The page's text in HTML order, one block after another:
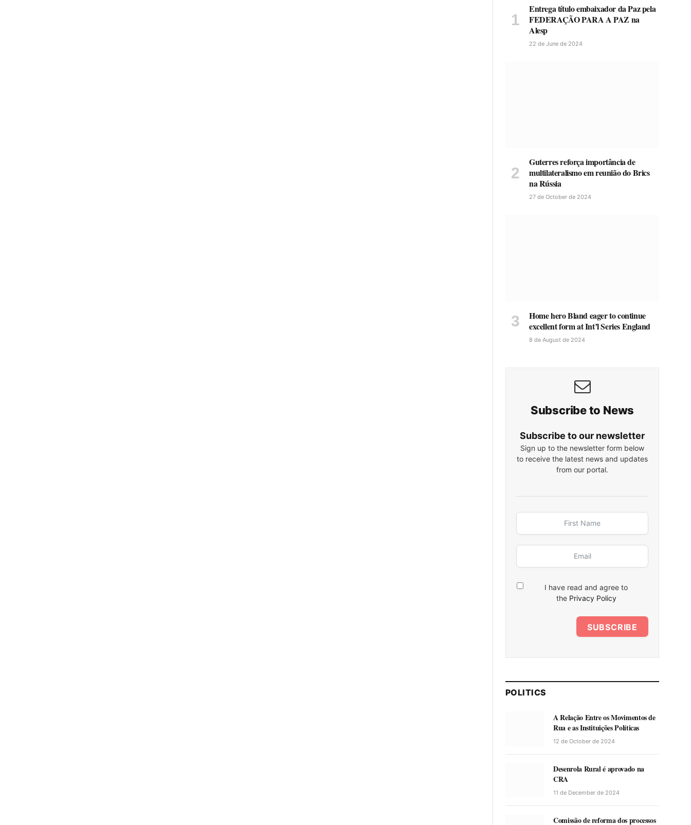
Entrega título embaixador da Paz pela
FEDERAÇÃO PARA A PAZ na
Alesp
22 de June de 2024
Guterres reforça importância de
multilateralismo em reunião do Brics
na Rússia
27 de October de 2024
Home hero Bland eager to continue
excellent form at Int’l Series England
8 de August de 2024
Subscribe to News
Subscribe to our newsletter
Sign up to the newsletter form below
to receive the latest news and updates
from our portal.
I have read and agree to
the Privacy Policy
SUBSCRIBE
POLITICS
A Relação Entre os Movimentos de
Rua e as Instituições Políticas
12 de October de 2024
Desenrola Rural é aprovado na
CRA
11 de December de 2024
Comissão de reforma dos processos